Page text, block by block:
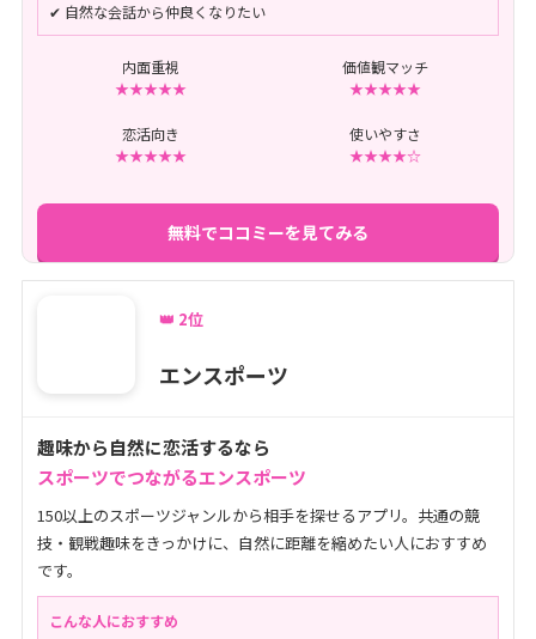
✔ 自然な会話から仲良くなりたい
内面重視
★★★★★
価値観マッチ
★★★★★
恋活向き
★★★★★
使いやすさ
★★★★☆
無料でココミーを見てみる
👑 2位
エンスポーツ
趣味から自然に恋活するなら
スポーツでつながるエンスポーツ
150以上のスポーツジャンルから相手を探せるアプリ。共通の競
技・観戦趣味をきっかけに、自然に距離を縮めたい人におすすめ
です。
こんな人におすすめ